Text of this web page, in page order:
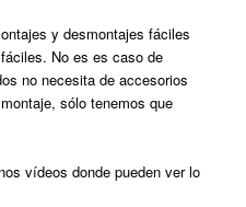
y desmontajes fáciles
No es es caso de
no necesita de accesorios
sólo tenemos que
vídeos donde pueden ver lo